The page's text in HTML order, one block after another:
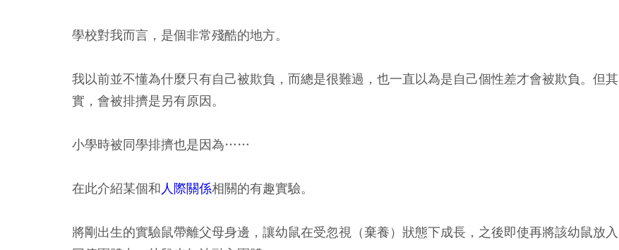
學校對我而言，是個非常殘酷的地方。
我以前並不懂為什麼只有自己被欺負，而總是很難過，也一直以為是自己個性差才會被欺負。但其
實，會被排擠是另有原因。
小學時被同學排擠也是因為……
在此介紹某個和 人際關係相關的有趣實驗。
將剛出生的實驗鼠帶離父母身邊，讓幼鼠在受忽視（棄養）狀態下成長，之後即使再將該幼鼠放入